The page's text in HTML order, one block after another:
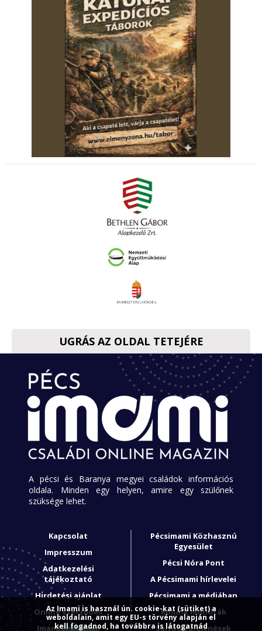
UGRÁS AZ OLDAL TETEJÉRE
A pécsi és Baranya megyei családok információs
oldala. Minden egy helyen, amire egy szülőnek
szüksége lehet.
Kapcsolat
Impresszum
Adatkezelési
tájékoztató
Hirdetési ajánlat
Online szerződés
Imami franchise
Pécsimami Közhasznú
Egyesület
Pécsi Nóra Pont
A Pécsimami hírlevelei
Pécsimami a médiában
Rólunk mondták
Sajtómegjelenések
Az Imami is használ ún. cookie-kat (sütiket) a
weboldalain, amit egy EU-s törvény alapján el
kell fogadnod, ha továbbra is látogatnád